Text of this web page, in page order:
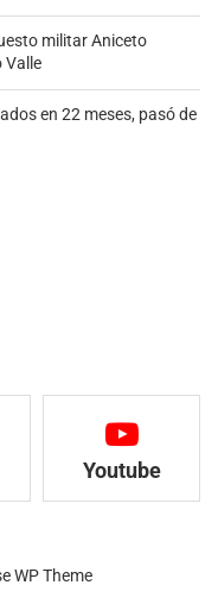
militar Aniceto
Valle
en 22 meses, pasó de
Youtube